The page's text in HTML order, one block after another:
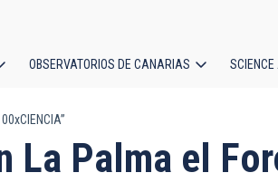
OBSERVATORIOS DE CANARIAS SCIENCE
La Palma el